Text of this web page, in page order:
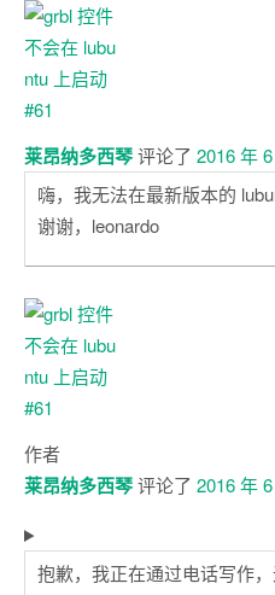
注
释
莱昂纳多西琴评论了 2016 年
嗨，我无法在最新版本的
谢谢，leonardo
作者
莱昂纳多西琴评论了 2016 年
抱歉，我正在通过电话写作